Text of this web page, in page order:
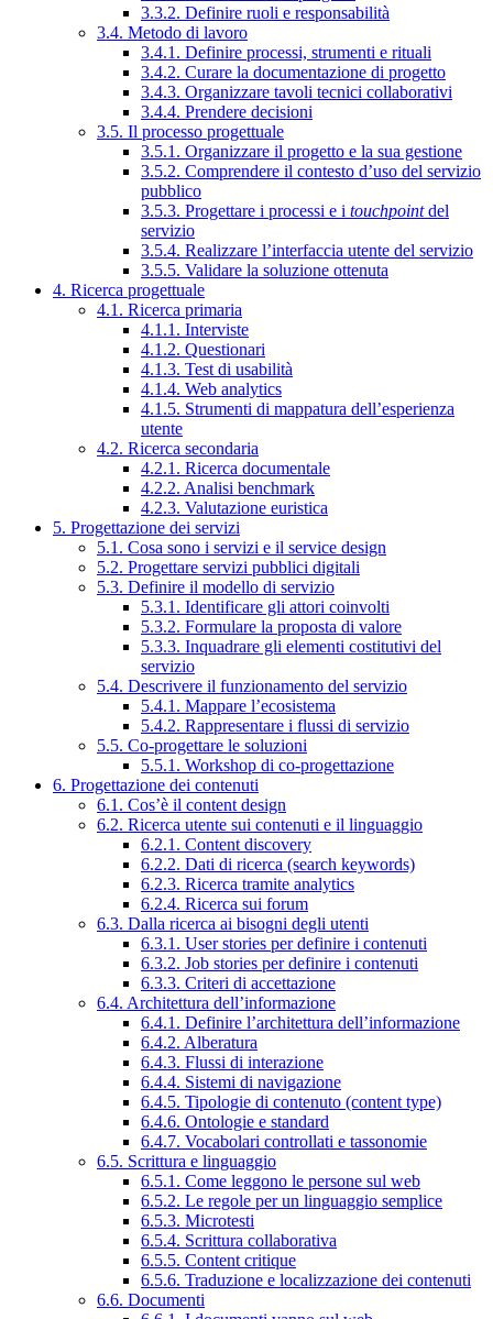
3.3.2. Definire ruoli e responsabilità
3.4. Metodo di lavoro
3.4.1. Definire processi, strumenti e rituali
3.4.2. Curare la documentazione di progetto
3.4.3. Organizzare tavoli tecnici collaborativi
3.4.4. Prendere decisioni
3.5. Il processo progettuale
3.5.1. Organizzare il progetto e la sua gestione
3.5.2. Comprendere il contesto d’uso del servizio
pubblico
3.5.3. Progettare i processi e i touchpointdel
servizio
3.5.4. Realizzare l’interfaccia utente del servizio
3.5.5. Validare la soluzione ottenuta
4. Ricerca progettuale
4.1. Ricerca primaria
4.1.1. Interviste
4.1.2. Questionari
4.1.3. Test di usabilità
4.1.4. Web analytics
4.1.5. Strumenti di mappatura dell’esperienza
utente
4.2. Ricerca secondaria
4.2.1. Ricerca documentale
4.2.2. Analisi benchmark
4.2.3. Valutazione euristica
5. Progettazione dei servizi
5.1. Cosa sono i servizi e il service design
5.2. Progettare servizi pubblici digitali
5.3. Definire il modello di servizio
5.3.1. Identificare gli attori coinvolti
5.3.2. Formulare la proposta di valore
5.3.3. Inquadrare gli elementi costitutivi del
servizio
5.4. Descrivere il funzionamento del servizio
5.4.1. Mappare l’ecosistema
5.4.2. Rappresentare i flussi di servizio
5.5. Co-progettare le soluzioni
5.5.1. Workshop di co-progettazione
6. Progettazione dei contenuti
6.1. Cos’è il content design
6.2. Ricerca utente sui contenuti e il linguaggio
6.2.1. Content discovery
6.2.2. Dati di ricerca (search keywords)
6.2.3. Ricerca tramite analytics
6.2.4. Ricerca sui forum
6.3. Dalla ricerca ai bisogni degli utenti
6.3.1. User stories per definire i contenuti
6.3.2. Job stories per definire i contenuti
6.3.3. Criteri di accettazione
6.4. Architettura dell’informazione
6.4.1. Definire l’architettura dell’informazione
6.4.2. Alberatura
6.4.3. Flussi di interazione
6.4.4. Sistemi di navigazione
6.4.5. Tipologie di contenuto (content type)
6.4.6. Ontologie e standard
6.4.7. Vocabolari controllati e tassonomie
6.5. Scrittura e linguaggio
6.5.1. Come leggono le persone sul web
6.5.2. Le regole per un linguaggio semplice
6.5.3. Microtesti
6.5.4. Scrittura collaborativa
6.5.5. Content critique
6.5.6. Traduzione e localizzazione dei contenuti
6.6. Documenti